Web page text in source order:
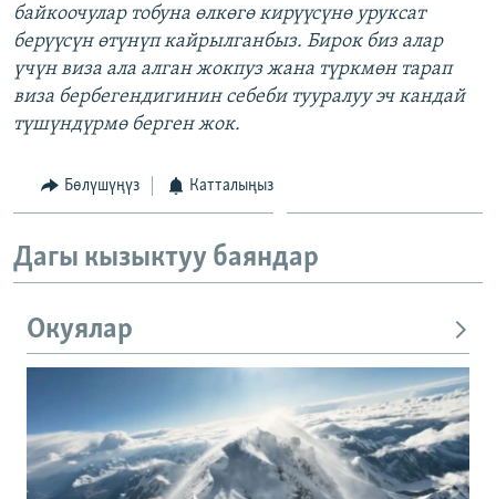
байкоочулар тобуна өлкөгө кирүүсүнө уруксат
берүүсүн өтүнүп кайрылганбыз. Бирок биз алар
үчүн виза ала алган жокпуз жана түркмөн тарап
виза бербегендигинин себеби тууралуу эч кандай
түшүндүрмө берген жок.
Бөлүшүңүз Катталыңыз
Дагы кызыктуу баяндар
Окуялар